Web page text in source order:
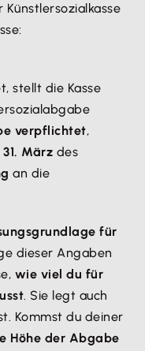
stellt die Kasse
verpflichtet,
März des
an die
für
dieser Angaben
wie viel du für
. Sie legt auch
Kommst du deiner
Höhe der Abgabe